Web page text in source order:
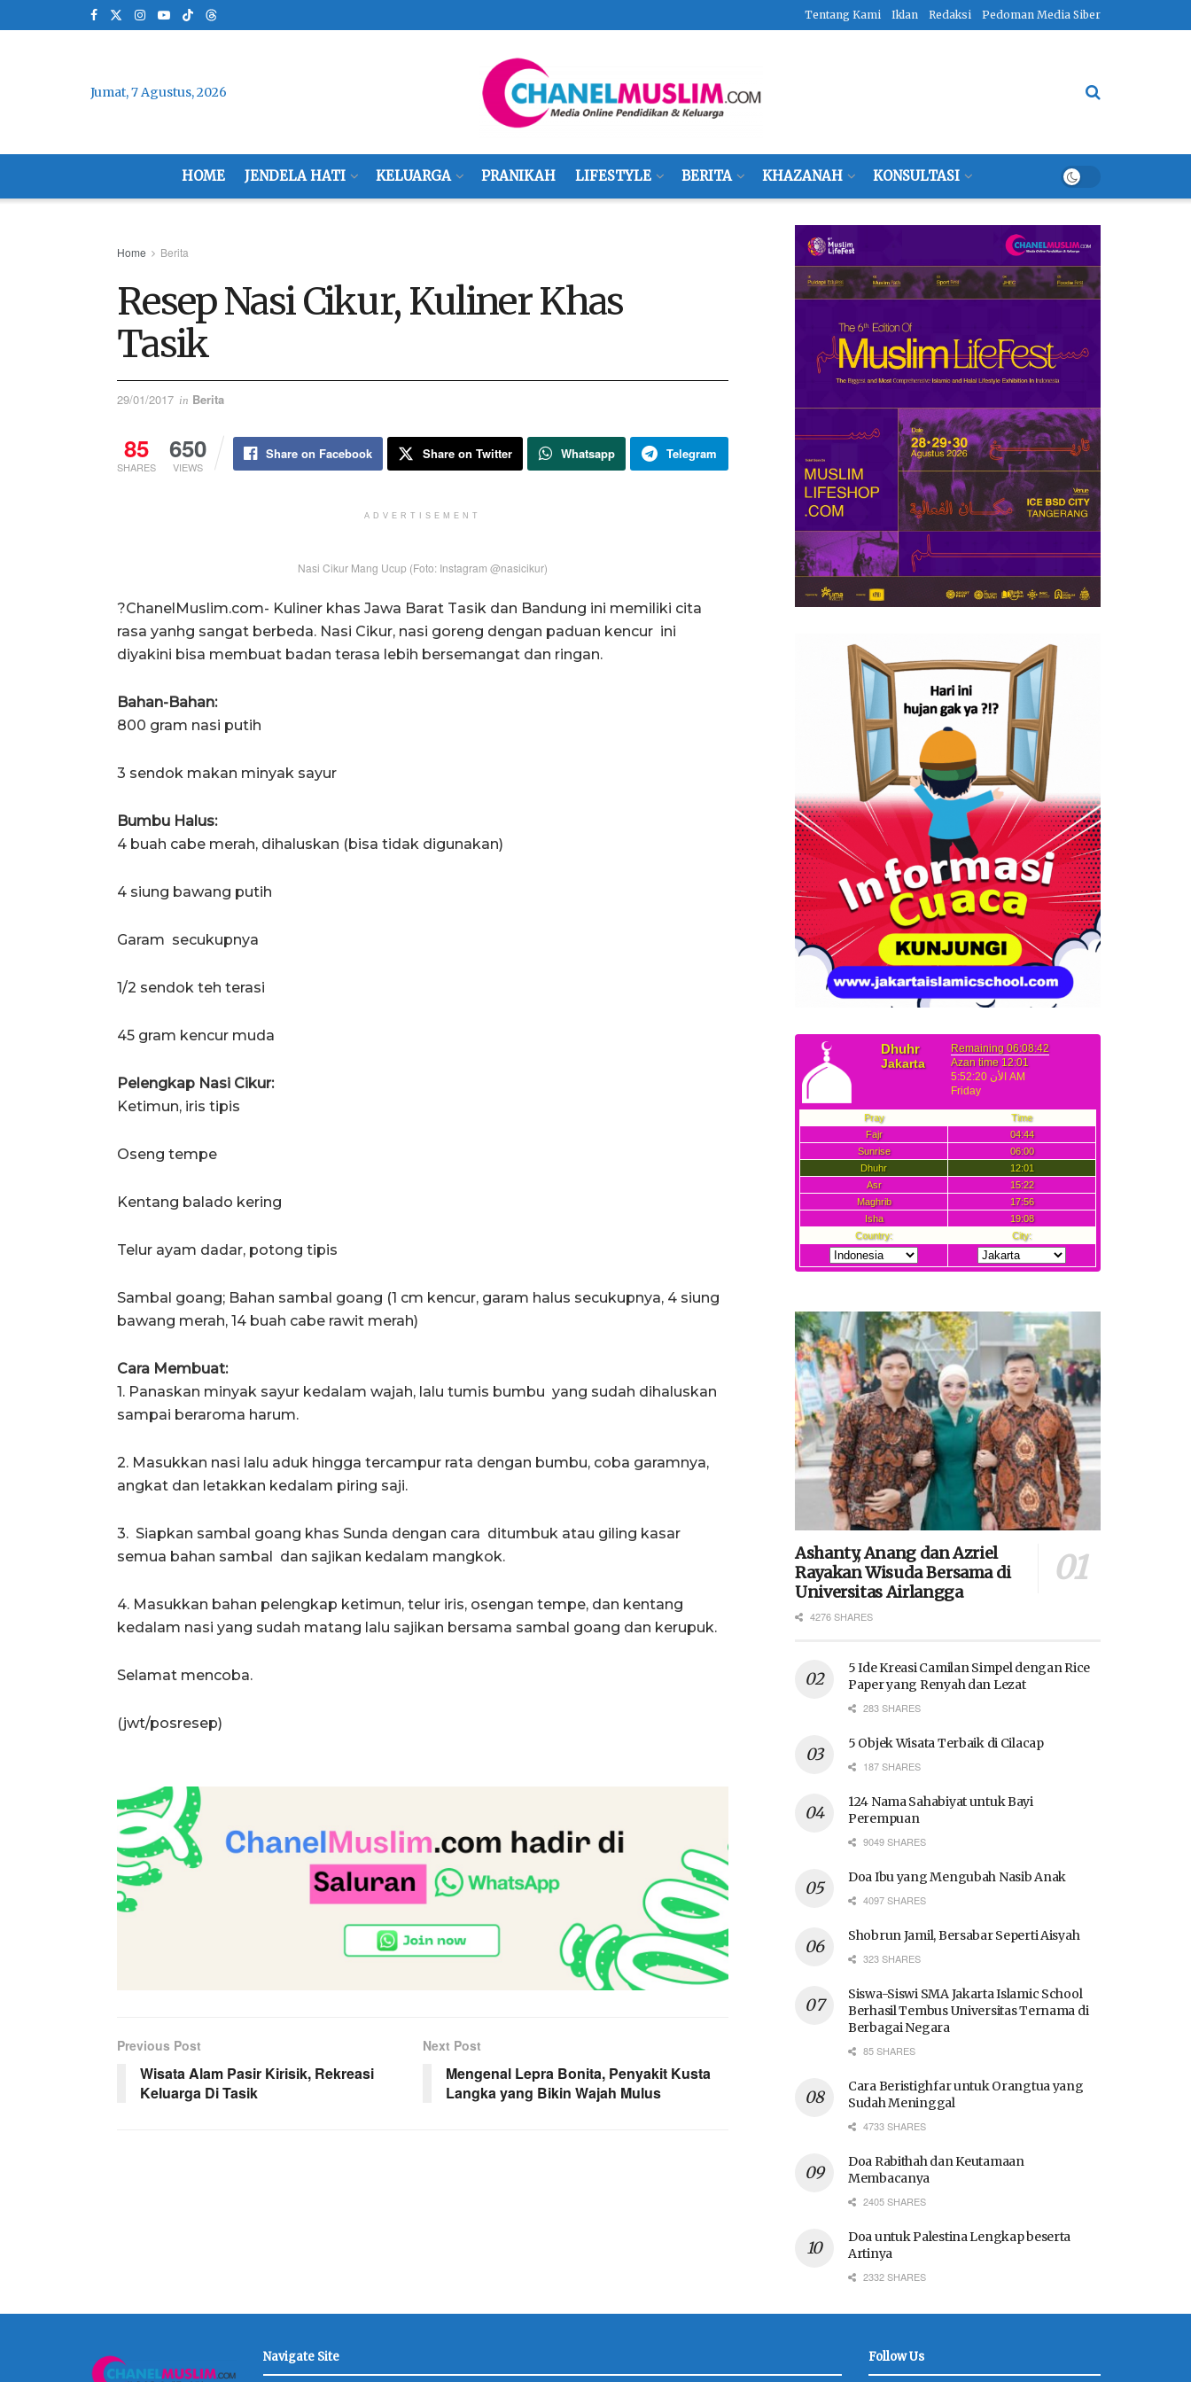
Tentang Kami Iklan Redaksi Pedoman Media Siber
Jumat, 7 Agustus, 2026
HOME JENDELA HATI KELUARGA PRANIKAH LIFESTYLE BERITA KHAZANAH KONSULTASI
Home Berita
Resep Nasi Cikur, Kuliner Khas
Tasik
29/01/2017 in Berita
85
SHARES
650
VIEWS
Share on Facebook Share on Twitter Whatsapp Telegram
ADVERTISEMENT
Nasi Cikur Mang Ucup (Foto: Instagram @nasicikur)
?ChanelMuslim.com- Kuliner khas Jawa Barat Tasik dan Bandung ini memiliki cita
rasa yanhg sangat berbeda. Nasi Cikur, nasi goreng dengan paduan kencur ini
diyakini bisa membuat badan terasa lebih bersemangat dan ringan.
Bahan-Bahan:
800 gram nasi putih
3 sendok makan minyak sayur
Bumbu Halus:
4 buah cabe merah, dihaluskan (bisa tidak digunakan)
4 siung bawang putih
Garam secukupnya
1/2 sendok teh terasi
45 gram kencur muda
Pelengkap Nasi Cikur:
Ketimun, iris tipis
Oseng tempe
Kentang balado kering
Telur ayam dadar, potong tipis
Sambal goang; Bahan sambal goang (1 cm kencur, garam halus secukupnya, 4 siung
bawang merah, 14 buah cabe rawit merah)
Cara Membuat:
1. Panaskan minyak sayur kedalam wajah, lalu tumis bumbu yang sudah dihaluskan
sampai beraroma harum.
2. Masukkan nasi lalu aduk hingga tercampur rata dengan bumbu, coba garamnya,
angkat dan letakkan kedalam piring saji.
3. Siapkan sambal goang khas Sunda dengan cara ditumbuk atau giling kasar
semua bahan sambal dan sajikan kedalam mangkok.
4. Masukkan bahan pelengkap ketimun, telur iris, osengan tempe, dan kentang
kedalam nasi yang sudah matang lalu sajikan bersama sambal goang dan kerupuk.
Selamat mencoba.
(jwt/posresep)
Previous Post
Wisata Alam Pasir Kirisik, Rekreasi
Keluarga Di Tasik
Next Post
Mengenal Lepra Bonita, Penyakit Kusta
Langka yang Bikin Wajah Mulus
Ashanty, Anang dan Azriel
Rayakan Wisuda Bersama di
Universitas Airlangga
4276 SHARES
5 Ide Kreasi Camilan Simpel dengan Rice
Paper yang Renyah dan Lezat
283 SHARES
5 Objek Wisata Terbaik di Cilacap
187 SHARES
124 Nama Sahabiyat untuk Bayi
Perempuan
9049 SHARES
Doa Ibu yang Mengubah Nasib Anak
4097 SHARES
Shobrun Jamil, Bersabar Seperti Aisyah
323 SHARES
Siswa-Siswi SMA Jakarta Islamic School
Berhasil Tembus Universitas Ternama di
Berbagai Negara
85 SHARES
Cara Beristighfar untuk Orangtua yang
Sudah Meninggal
4733 SHARES
Doa Rabithah dan Keutamaan
Membacanya
2405 SHARES
Doa untuk Palestina Lengkap beserta
Artinya
2332 SHARES
Navigate Site Follow Us